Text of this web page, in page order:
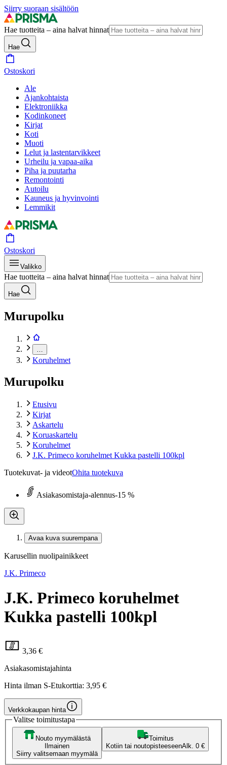
Siirry suoraan sisältöön
Hae tuotteita – aina halvat hinnat
Hae
Ostoskori
Ale
Ajankohtaista
Elektroniikka
Kodinkoneet
Kirjat
Koti
Muoti
Lelut ja lastentarvikkeet
Urheilu ja vapaa-aika
Piha ja puutarha
Remontointi
Autoilu
Kauneus ja hyvinvointi
Lemmikit
Ostoskori
Valikko
Hae tuotteita – aina halvat hinnat
Hae
Murupolku
Koruhelmet
Murupolku
Etusivu
Kirjat
Askartelu
Koruaskartelu
Koruhelmet
J.K. Primeco koruhelmet Kukka pastelli 100kpl
Tuotekuvat- ja videotOhita tuotekuva
Asiakasomistaja-alennus-15 %
Avaa kuva suurempana
Karusellin nuolipainikkeet
J.K. Primeco
J.K. Primeco koruhelmet
Kukka pastelli 100kpl
3,36 €
Asiakasomistajahinta
Hinta ilman S-Etukorttia: 3,95 €
Verkkokaupan hinta
Valitse toimitustapa
Nouto myymälästä
Ilmainen
Siirry valitsemaan myymälä
Toimitus
Kotiin tai noutopisteeseenAlk. 0 €